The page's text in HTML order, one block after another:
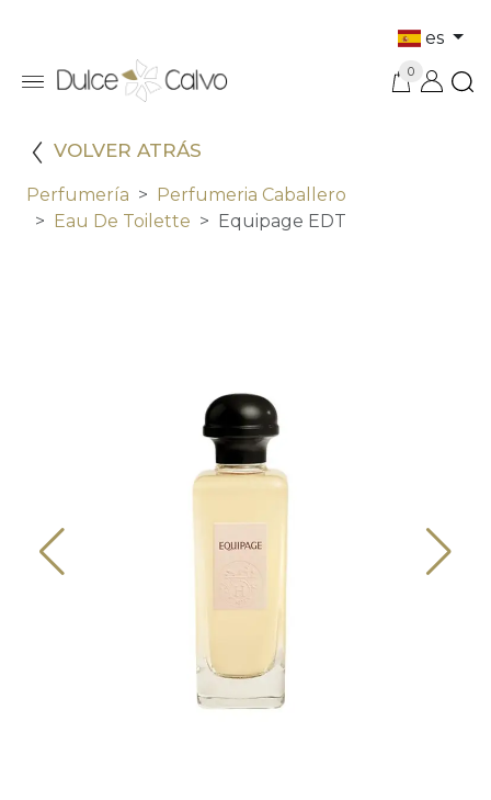
es
0
VOLVER ATRÁS
Perfumería
Perfumeria Caballero
Eau De Toilette
Equipage EDT